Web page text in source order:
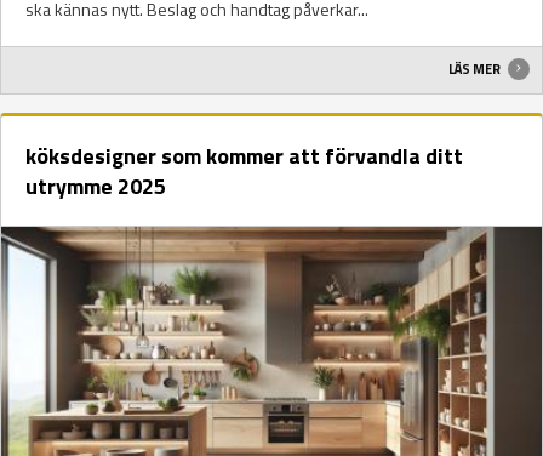
ska kännas nytt. Beslag och handtag påverkar...
LÄS MER
köksdesigner som kommer att förvandla ditt
utrymme 2025